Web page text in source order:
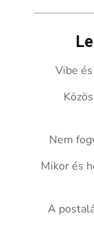
Vibe
Nem
Mikor és
A